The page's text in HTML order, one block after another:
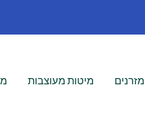
מיטות מעוצבות מזרנים